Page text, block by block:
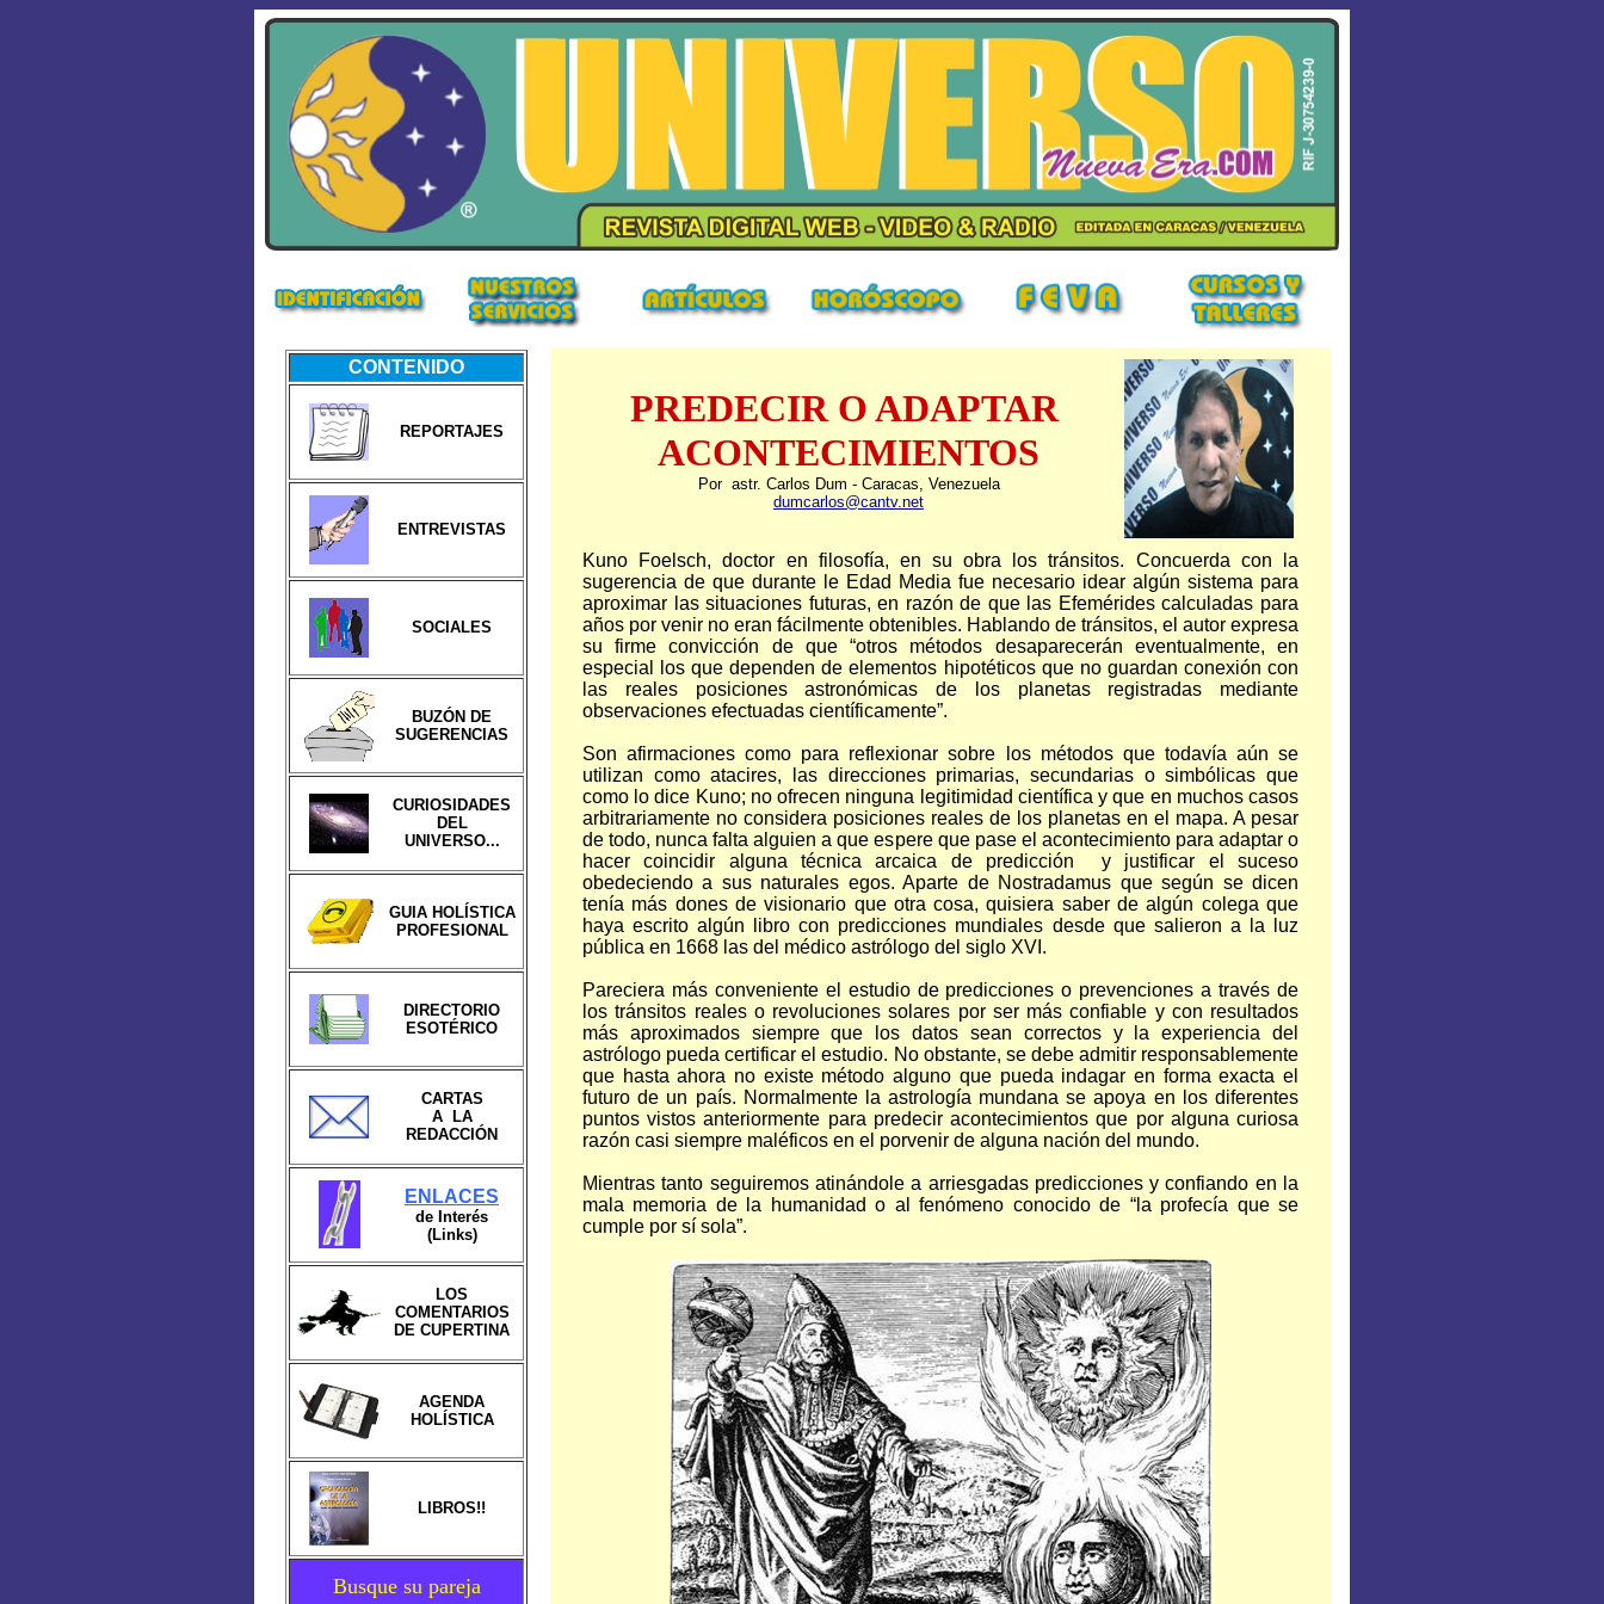
CONTENIDO
REPORTAJES
ENTREVISTAS
SOCIALES
BUZÓN DE
SUGERENCIAS
CURIOSIDADES
DEL
UNIVERSO...
GUIA HOLÍSTICA
PROFESIONAL
DIRECTORIO
ESOTÉRICO
CARTAS
A LA
REDACCIÓN
ENLACES
de Interés
(Links)
LOS
COMENTARIOS
DE CUPERTINA
AGENDA
HOLÍSTICA
LIBROS!!
Busque su pareja
PREDECIR O ADAPTAR
ACONTECIMIENTOS
Por astr. Carlos Dum - Caracas, Venezuela
dumcarlos@cantv.net
Kuno Foelsch, doctor en filosofía, en su obra los tránsitos. Concuerda con la
sugerencia de que durante le Edad Media fue necesario idear algún sistema para
aproximar las situaciones futuras, en razón de que las Efemérides calculadas para
años por venir no eran fácilmente obtenibles. Hablando de tránsitos, el autor expresa
su firme convicción de que “otros métodos desaparecerán eventualmente, en
especial los que dependen de elementos hipotéticos que no guardan conexión con
las reales posiciones astronómicas de los planetas registradas mediante
observaciones efectuadas científicamente”.
Son afirmaciones como para reflexionar sobre los métodos que todavía aún se
utilizan como atacires, las direcciones primarias, secundarias o simbólicas que
como lo dice Kuno; no ofrecen ninguna legitimidad científica y que en muchos casos
arbitrariamente no considera posiciones reales de los planetas en el mapa. A pesar
de todo, nunca falta alguien a que espere que pase el acontecimiento para adaptar o
hacer coincidir alguna técnica arcaica de predicción y justificar el suceso
obedeciendo a sus naturales egos. Aparte de Nostradamus que según se dicen
tenía más dones de visionario que otra cosa, quisiera saber de algún colega que
haya escrito algún libro con predicciones mundiales desde que salieron a la luz
pública en 1668 las del médico astrólogo del siglo XVI.
Pareciera más conveniente el estudio de predicciones o prevenciones a través de
los tránsitos reales o revoluciones solares por ser más confiable y con resultados
más aproximados siempre que los datos sean correctos y la experiencia del
astrólogo pueda certificar el estudio. No obstante, se debe admitir responsablemente
que hasta ahora no existe método alguno que pueda indagar en forma exacta el
futuro de un país. Normalmente la astrología mundana se apoya en los diferentes
puntos vistos anteriormente para predecir acontecimientos que por alguna curiosa
razón casi siempre maléficos en el porvenir de alguna nación del mundo.
Mientras tanto seguiremos atinándole a arriesgadas predicciones y confiando en la
mala memoria de la humanidad o al fenómeno conocido de “la profecía que se
cumple por sí sola”.